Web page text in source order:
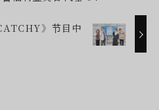
》节目中